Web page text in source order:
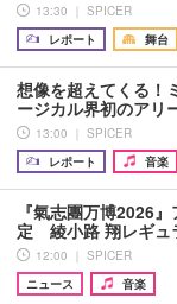
13:30 ｜ SPICER
レポート
舞台
想像を超えてくる！
ージカル界初のアリ
13:00 ｜ SPICER
レポート
音楽
『氣志團万博2026
定 綾小路 翔レギュ
12:00 ｜ SPICER
ニュース
音楽